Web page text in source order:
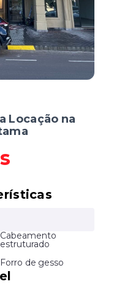
Locação na
Cabeamento
estruturado
Forro de gesso